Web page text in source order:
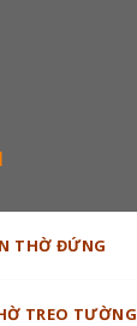
THỜ ĐỨNG
TREO TƯỜNG